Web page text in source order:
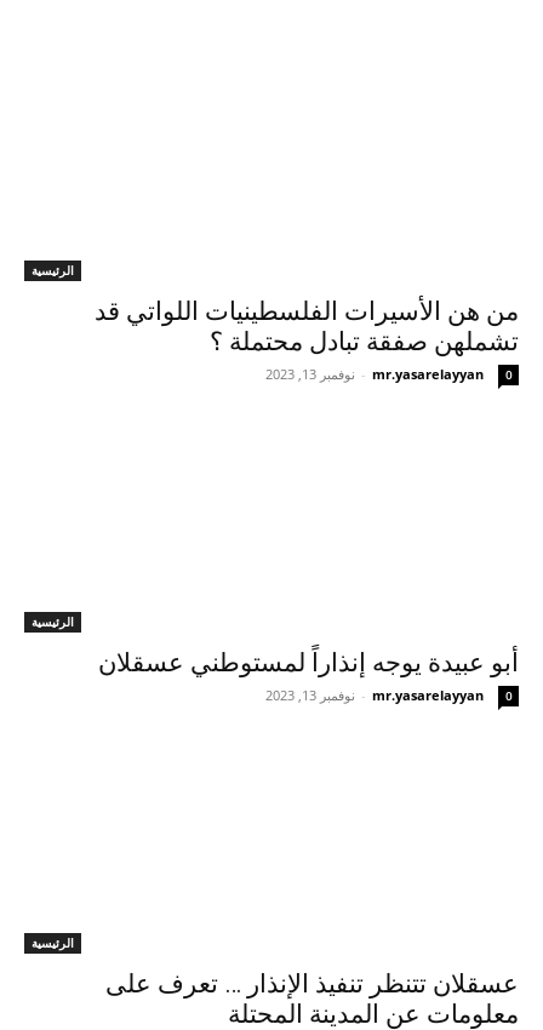
الرئيسية
من هن الأسيرات الفلسطينيات اللواتي قد
تشملهن صفقة تبادل محتملة ؟
mr.yasarelayyan
- نوفمبر 13, 2023 0
الرئيسية
أبو عبيدة يوجه إنذاراً لمستوطني عسقلان
mr.yasarelayyan
- نوفمبر 13, 2023 0
الرئيسية
عسقلان تتنظر تنفيذ الإنذار … تعرف على
معلومات عن المدينة المحتلة